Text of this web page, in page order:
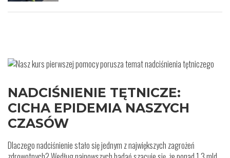
NADCIŚNIENIE TĘTNICZE:
CICHA EPIDEMIA NASZYCH
CZASÓW
Dlaczego nadciśnienie stało się jednym z największych zagrożeń